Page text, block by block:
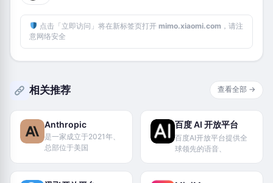
点击「立即访问」将在新标签页打开 mimo.xiaomi.com ，请注
意网络安全
相关推荐 查看全部 →
Anthropic
是一家成立于2021年、
总部位于美国
百度 AI 开放平台
百度AI开放平台提供全
球领先的语音、